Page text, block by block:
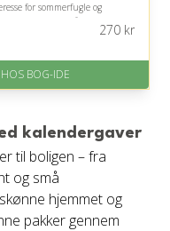
for sommerfugle og
spørgsmål for virkelig
På lager
Levering: 1-3 hverdage -
Fremragende Trustpilot rating
ud af 5
270kr
HOS BOG-IDE
kalendergaver
til boligen – fra
og små
hjemmet og
pakker gennem